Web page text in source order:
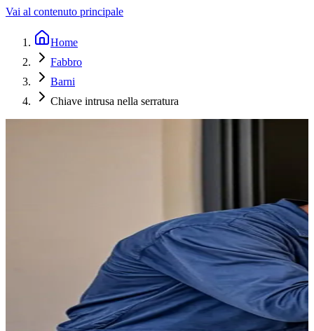
Vai al contenuto principale
Home
Fabbro
Barni
Chiave intrusa nella serratura